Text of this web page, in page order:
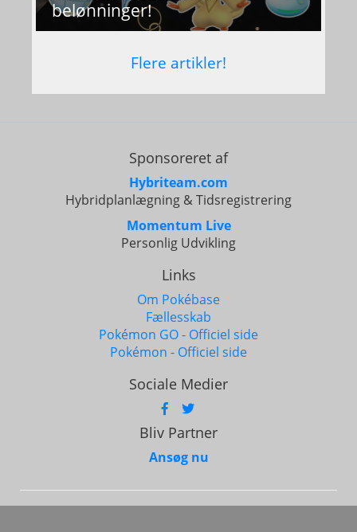
belønninger!
Flere artikler!
Sponsoreret af
Hybriteam.com
Hybridplanlægning & Tidsregistrering
Momentum Live
Personlig Udvikling
Links
Om Pokébase
Fællesskab
Pokémon GO - Officiel side
Pokémon - Officiel side
Sociale Medier
Bliv Partner
Ansøg nu